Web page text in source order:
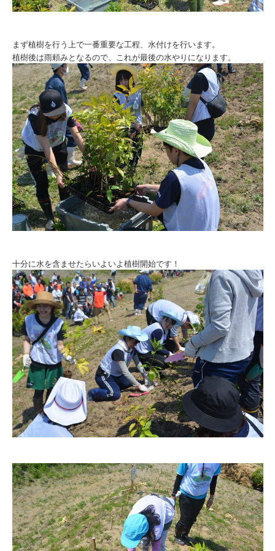
まず植樹を行う上で一番重要な工程、水付けを行います。
植樹後は雨頼みとなるので、これが最後の水やりになります。
十分に水を含ませたらいよいよ植樹開始です！